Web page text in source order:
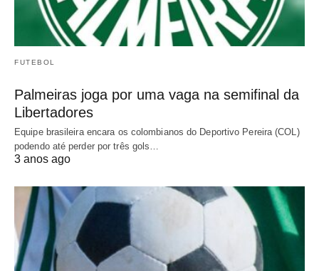
FUTEBOL
Palmeiras joga por uma vaga na semifinal da
Libertadores
Equipe brasileira encara os colombianos do Deportivo Pereira (COL)
podendo até perder por três gols…
3 anos ago